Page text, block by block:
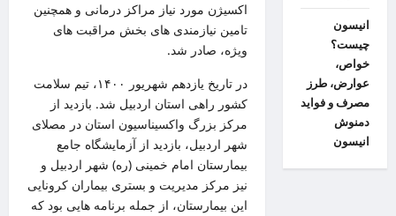
اکسیژن مورد نیاز مراکز درمانی و همچنین
تامین نیازمندی های بخش مراقبت های
ویژه، صادر شد.
در تاریخ یازدهم شهریور ۱۴۰۰، تیم سلامت
کشور راهی استان اردبیل شد. بازدید از
مرکز بزرگ واکسیناسیون استان در مصلای
شهر اردبیل، بازدید از آزمایشگاه جامع
بیمارستان امام خمینی (ره) شهر اردبیل و
نیز مرکز مدیریت و بستری بیماران کرونایی
این بیمارستان، از جمله برنامه هایی بود که
انیسون
چیست؟
خواص،
عوارض، طرز
مصرف و فواید
دمنوش
انیسون